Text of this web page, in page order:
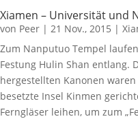
Xiamen – Universität und
von Peer | 21 Nov., 2015 |
Zum Nanputuo Tempel
Festung Hulin Shan entlang.
hergestellten Kanonen
besetzte Insel Kinmen
Ferngläser leihen, um zum